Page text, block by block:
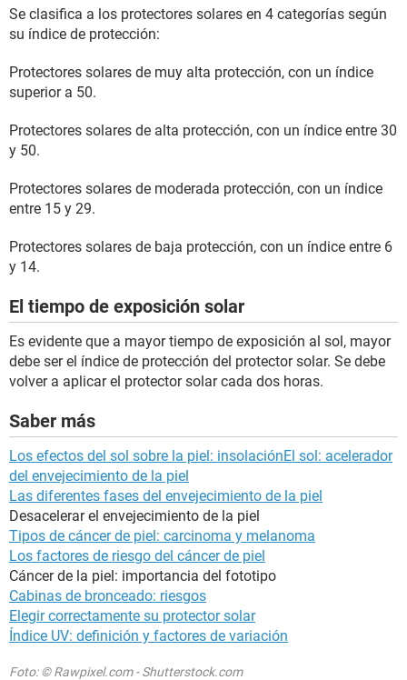
Se clasifica a los protectores solares en 4 categorías según
su índice de protección:
Protectores solares de muy alta protección, con un índice
superior a 50.
Protectores solares de alta protección, con un índice entre 30
y 50.
Protectores solares de moderada protección, con un índice
entre 15 y 29.
Protectores solares de baja protección, con un índice entre 6
y 14.
El tiempo de exposición solar
Es evidente que a mayor tiempo de exposición al sol, mayor
debe ser el índice de protección del protector solar. Se debe
volver a aplicar el protector solar cada dos horas.
Saber más
Los efectos del sol sobre la piel: insolaciónEl sol: acelerador
del envejecimiento de la piel
Las diferentes fases del envejecimiento de la piel
Desacelerar el envejecimiento de la piel
Tipos de cáncer de piel: carcinoma y melanoma
Los factores de riesgo del cáncer de piel
Cáncer de la piel: importancia del fototipo
Cabinas de bronceado: riesgos
Elegir correctamente su protector solar
Índice UV: definición y factores de variación
Foto: © Rawpixel.com - Shutterstock.com